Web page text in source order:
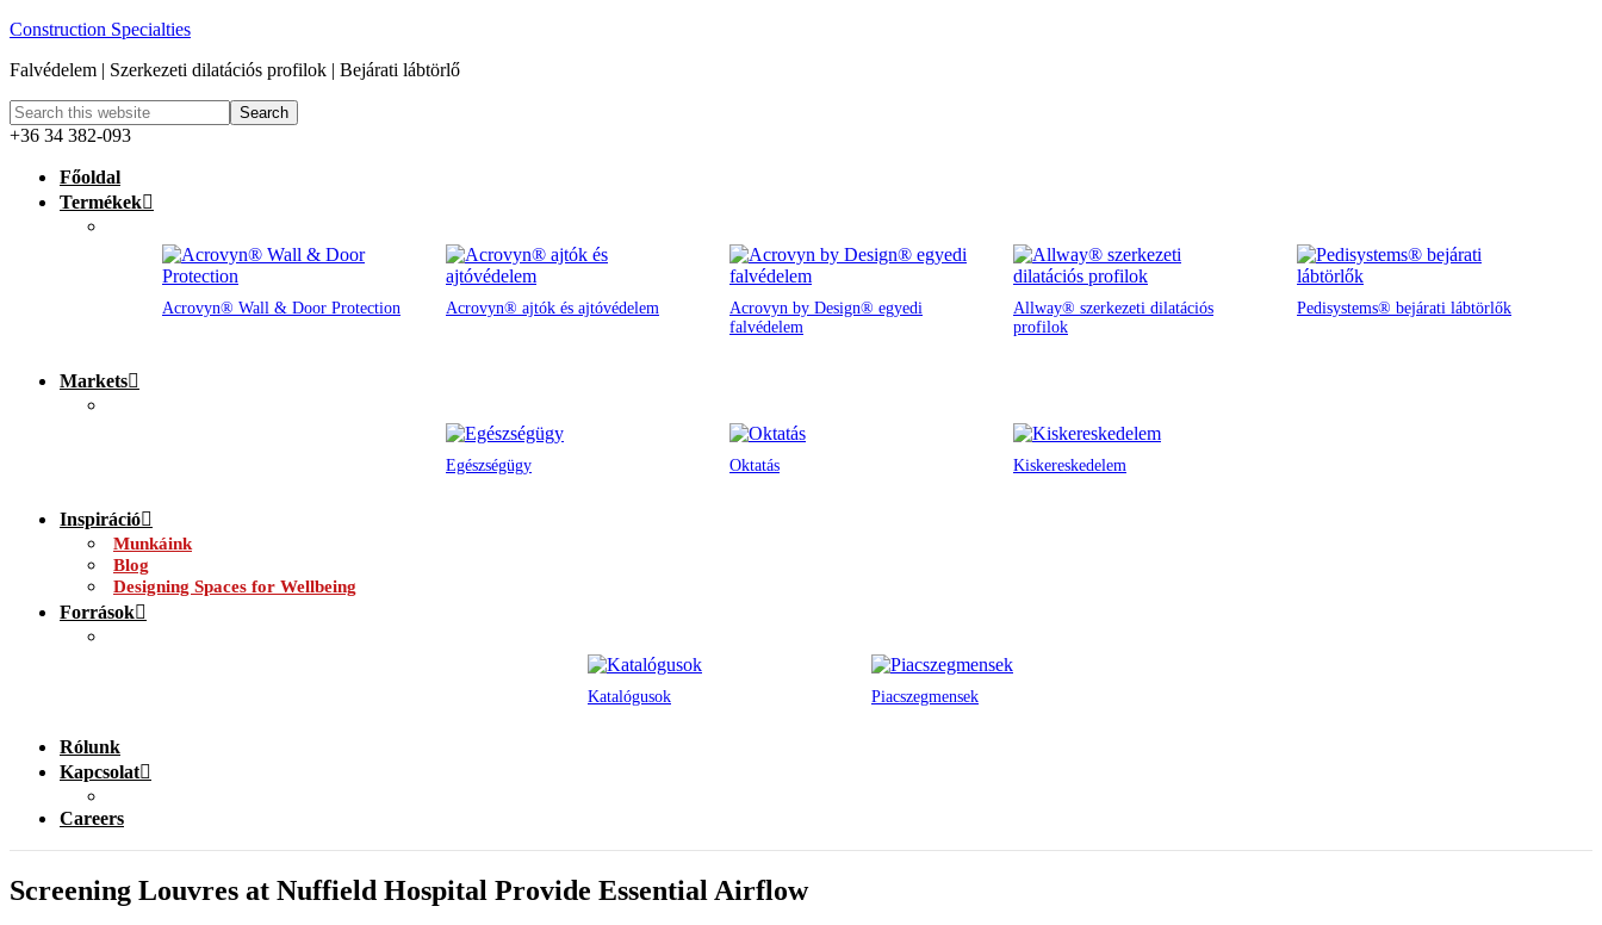
Construction Specialties
Falvédelem | Szerkezeti dilatációs profilok | Bejárati lábtörlő
+36 34 382-093
Főoldal
Termékek
Acrovyn® Wall & Door Protection Acrovyn® ajtók és ajtóvédelem
Acrovyn by Design® egyedi
falvédelem
Allway® szerkezeti dilatációs
profilok
Pedisystems® bejárati lábtörlők
Markets
Egészségügy Oktatás Kiskereskedelem
Inspiráció
Munkáink
Blog
Designing Spaces for Wellbeing
Források
Katalógusok Piacszegmensek
Rólunk
Kapcsolat
Careers
Screening Louvres at Nuffield Hospital Provide Essential Airflow